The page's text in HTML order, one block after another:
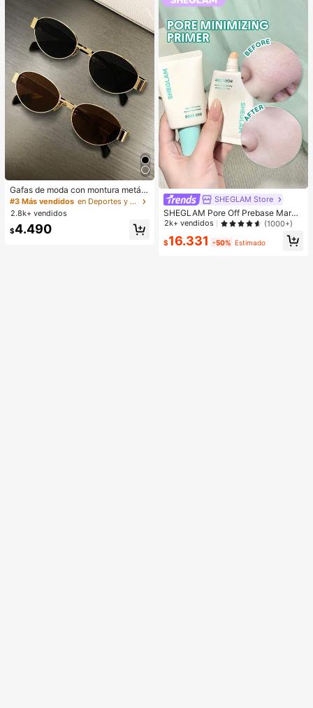
Gafas de moda con montura metáli
ca ovalada/poligonal (media montu
ra), adecuadas para uso diario y act
ividades al aire libre
#3 Más vendidos
en Deportes y actividades al aire libre
2.8k+ vendidos
$4.490
SHEGLAM Store
SHEGLAM Pore Off Prebase Marca
de Belleza Cosmética Maquillaje p
2k+ vendidos (1000+)
$16.331 -50% Estimado